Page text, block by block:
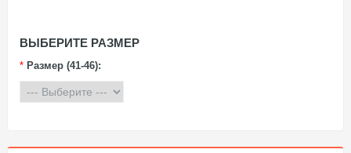
ВЫБЕРИТЕ РАЗМЕР
* Размер (41-46):